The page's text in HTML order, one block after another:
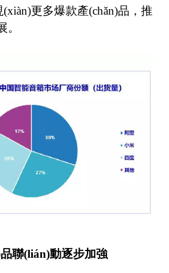
更多爆款產(chǎn)品，推
。
(lián)動逐步加強